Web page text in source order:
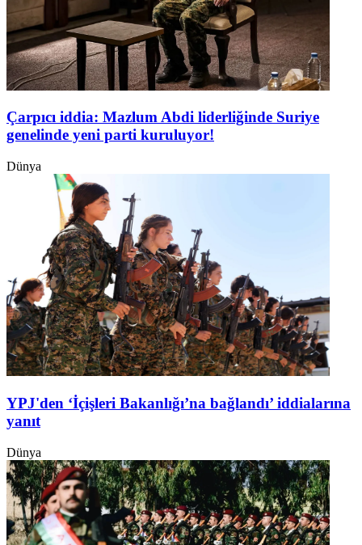
Çarpıcı iddia: Mazlum Abdi liderliğinde Suriye
genelinde yeni parti kuruluyor!
Dünya
YPJ'den ‘İçişleri Bakanlığı’na bağlandı’ iddialarına
yanıt
Dünya